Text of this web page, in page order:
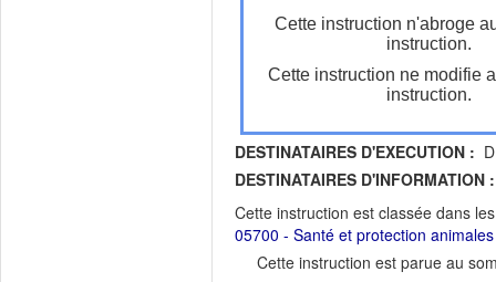
Cette instruction n'abroge
instruction.
Cette instruction ne modifie
instruction.
DESTINATAIRES D'EXECUTION :
DESTINATAIRES D'INFORMATION :
Cette instruction est classée dans
05700 - Santé et protection animales
Cette instruction est parue au